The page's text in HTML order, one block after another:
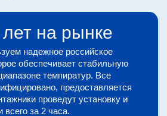
на рынке
надежное российское
обеспечивает стабильную
темпиратур. Все
предоставляется
проведут установку и
всего за 2 часа.